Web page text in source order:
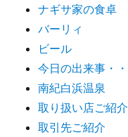
ナギサ家の食卓
バーリィ
ビール
今日の出来事・・
南紀白浜温泉
取り扱い店ご紹介
取引先ご紹介